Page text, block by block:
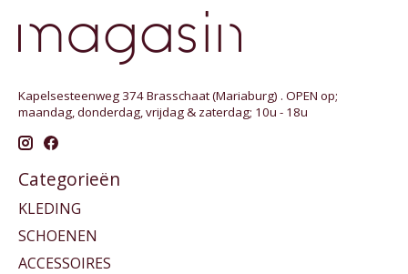
Kapelsesteenweg 374 Brasschaat (Mariaburg) . OPEN op;
maandag, donderdag, vrijdag & zaterdag; 10u - 18u
Categorieën
KLEDING
SCHOENEN
ACCESSOIRES